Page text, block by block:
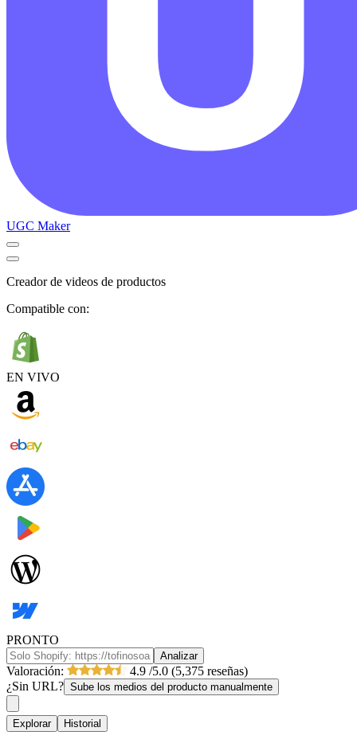
UGC Maker
Creador de videos de productos
Compatible con:
EN VIVO
PRONTO
Analizar
Valoración: 4.9 /5.0 (5,375 reseñas)
¿Sin URL? Sube los medios del producto manualmente
Explorar Historial